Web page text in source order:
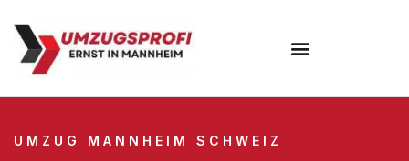
UMZUG MANNHEIM SCHWEIZ